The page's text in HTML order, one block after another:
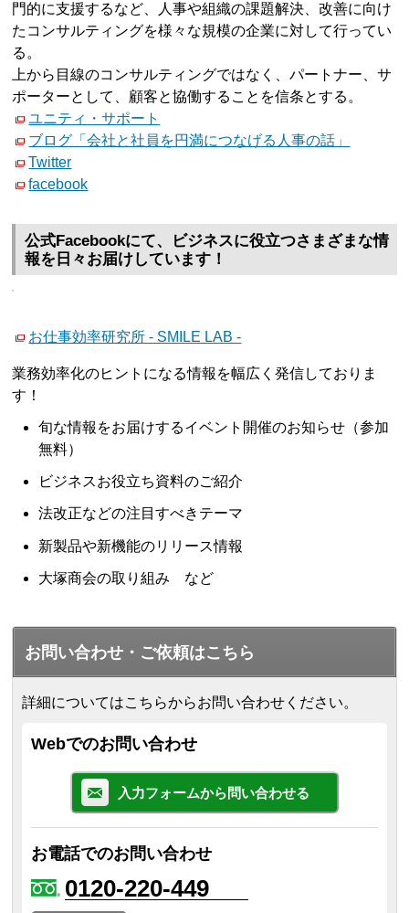
門的に支援するなど、人事や組織の課題解決、改善に向け
たコンサルティングを様々な規模の企業に対して行ってい
る。
上から目線のコンサルティングではなく、パートナー、サ
ポーターとして、顧客と協働することを信条とする。
ユニティ・サポート
ブログ「会社と社員を円満につなげる人事の話」
Twitter
facebook
公式Facebookにて、ビジネスに役立つさまざまな情
報を日々お届けしています！
お仕事効率研究所 - SMILE LAB -
業務効率化のヒントになる情報を幅広く発信しておりま
す！
旬な情報をお届けするイベント開催のお知らせ（参加
無料）
ビジネスお役立ち資料のご紹介
法改正などの注目すべきテーマ
新製品や新機能のリリース情報
大塚商会の取り組み など
お問い合わせ・ご依頼はこちら
詳細についてはこちらからお問い合わせください。
Webでのお問い合わせ
入力フォームから問い合わせる
お電話でのお問い合わせ
0120-220-449